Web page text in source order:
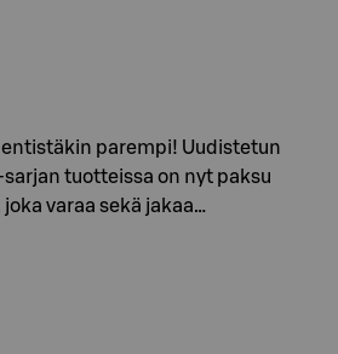
entistäkin parempi! Uudistetun
tuotteissa on nyt paksu
varaa sekä jakaa…